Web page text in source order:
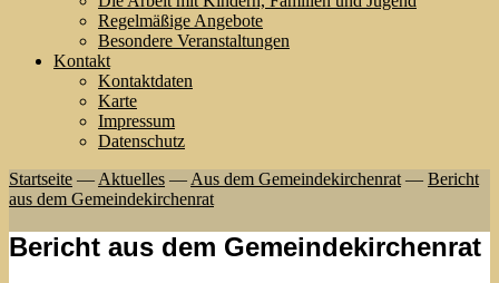
Regelmäßige Angebote
Besondere Veranstaltungen
Kontakt
Kontaktdaten
Karte
Impressum
Datenschutz
Startseite — Aktuelles — Aus dem Gemeindekirchenrat — Bericht
aus dem Gemeindekirchenrat
Bericht aus dem Gemeindekirchenrat